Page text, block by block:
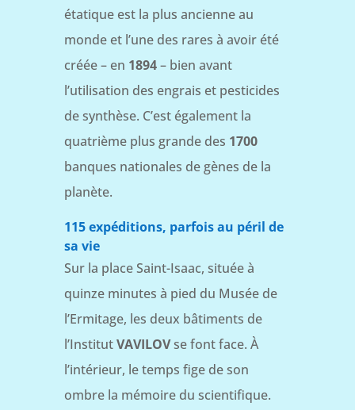
étatique est la plus ancienne au
monde et l’une des rares à avoir été
créée – en 1894– bien avant
l’utilisation des engrais et pesticides
de synthèse. C’est également la
quatrième plus grande des 1700
banques nationales de gènes de la
planète.
115 expéditions, parfois au péril de
sa vie
Sur la place Saint-Isaac, située à
quinze minutes à pied du Musée de
l’Ermitage, les deux bâtiments de
l’InstitutVAVILOVse font face. À
l’intérieur, le temps fige de son
ombre la mémoire du scientifique.